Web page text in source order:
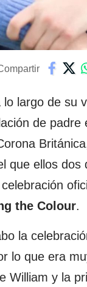
lo largo de su
de padre
que ellos dos
the Colour.
la
lo que era
William y la